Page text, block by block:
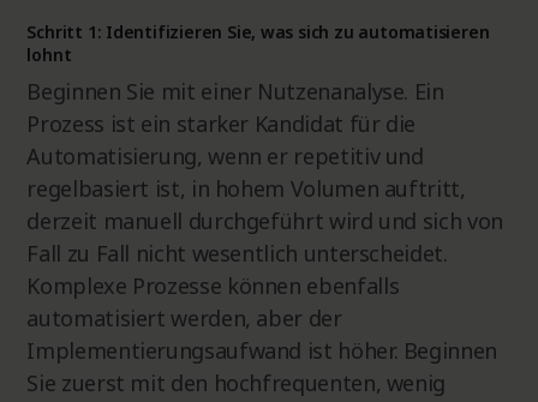
Schritt 1: Identifizieren Sie, was sich zu automatisieren
lohnt
Beginnen Sie mit einer Nutzenanalyse. Ein
Prozess ist ein starker Kandidat für die
Automatisierung, wenn er repetitiv und
regelbasiert ist, in hohem Volumen auftritt,
derzeit manuell durchgeführt wird und sich von
Fall zu Fall nicht wesentlich unterscheidet.
Komplexe Prozesse können ebenfalls
automatisiert werden, aber der
Implementierungsaufwand ist höher. Beginnen
Sie zuerst mit den hochfrequenten, wenig